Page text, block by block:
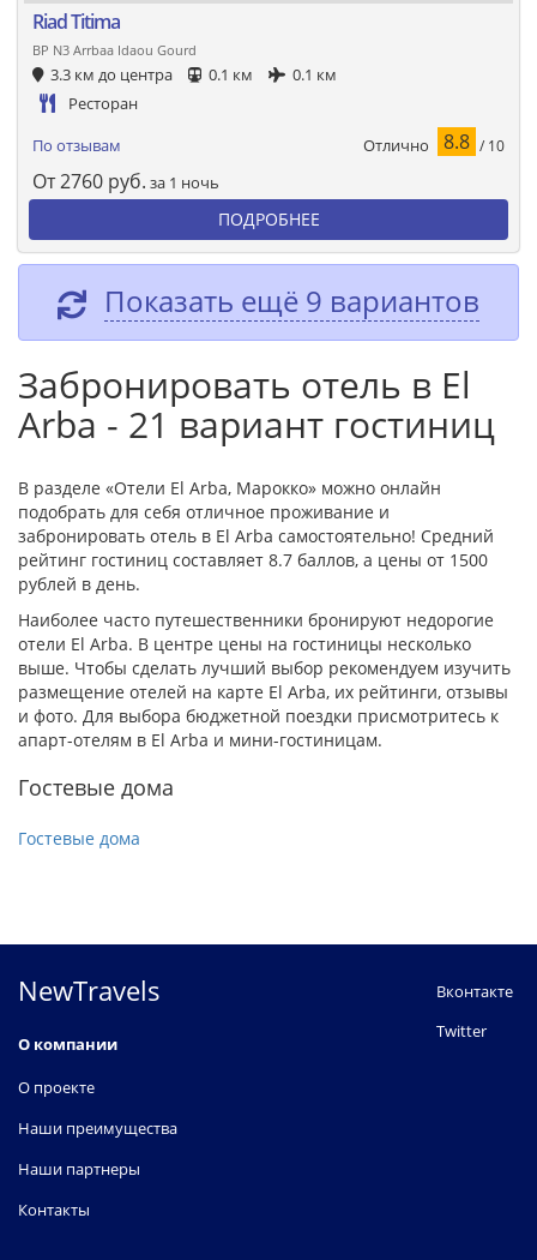
Riad Titima
BP N3 Arrbaa Idaou Gourd
3.3 км до центра 0.1 км
0.1 км
Ресторан
По отзывам Отлично 8.8 / 10
От2760 руб. за 1 ночь
ПОДРОБНЕЕ
Показать ещё 9 вариантов
Забронировать отель в El
Arba - 21 вариант гостиниц
В разделе «Отели El Arba, Марокко» можно онлайн
подобрать для себя отличное проживание и
забронировать отель в El Arba самостоятельно! Средний
рейтинг гостиниц составляет 8.7 баллов, а цены от 1500
рублей в день.
Наиболее часто путешественники бронируют недорогие
отели El Arba. В центре цены на гостиницы несколько
выше. Чтобы сделать лучший выбор рекомендуем изучить
размещение отелей на карте El Arba, их рейтинги, отзывы
и фото. Для выбора бюджетной поездки присмотритесь к
апарт-отелям в El Arba и мини-гостиницам.
Гостевые дома
Гостевые дома
NewTravels
О компании
О проекте
Наши преимущества
Наши партнеры
Контакты
Вконтакте
Twitter